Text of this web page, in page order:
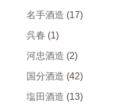
名手酒造 (17)
呉春 (1)
河忠酒造 (2)
国分酒造 (42)
塩田酒造 (13)